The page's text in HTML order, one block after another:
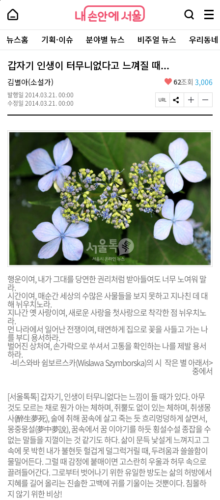
본
로
가
내
손
안
에
서
울
-
서
울
시
대
표
소
포
내
손
에
울
검
창
열
기
메
뉴
전
체
보
주
요
서
뉴스홈 기획·이슈 분야별 뉴스 비주얼 뉴스 우리동
갑자기 인생이 터무니없다고 느껴질 때...
김별아(소설가)
발행일 2014.03.21. 00:00
수정일 2014.03.21. 00:00
좋
요
62조회 3,006
페
이
U
R
복
사
S
N
공
유
하
글
자
기
크
게
경
하
기
글
자
기
작
하
기
행운이여, 내가 그대를 당연한 권리처럼 받아들여도 너무 노여워 말
라.
시간이여, 매순간 세상의 수많은 사물들을 보지 못하고 지나친 데 대
해 뉘우치노라.
지나간 옛 사랑이여, 새로운 사랑을 첫사랑으로 착각한 점 뉘우치노
라.
먼 나라에서 일어난 전쟁이여, 태연하게 집으로 꽃을 사들고 가는 나
를 부디 용서하라.
벌어진 상처여, 손가락으로 쑤셔서 고통을 확인하는 나를 제발 용서
하라.
-비스와바 쉼보르스카(Wislawa Szymborska)의 시 작은 별 아래서>
중에서
[서울톡톡] 갑자기, 인생이 터무니없다는 느낌이 들 때가 있다. 아무
것도 모르는 채로 뭔가 아는 체하며, 쥐뿔도 없이 있는 체하며, 취생몽
사(醉生夢死), 술에 취해 꿈속에 살고 죽는 듯 흐리멍덩하게 살면서,
몽중몽설(夢中夢說), 꿈속에서 꿈 이야기를 하듯 횡설수설 종잡을 수
없는 말들을 지껄이는 것 같기도 하다. 삶이 문득 낯설게 느껴지고 그
속에 못 박힌 내가 불현듯 헐겁게 덜그럭거릴 때, 두려움과 쓸쓸함이
물밀어든다. 그럴 때 감정에 붙매이면 고스란히 우울과 허무 속으로
끌려들어간다. 그로부터 벗어나기 위한 유일한 방도는 삶의 허방에서
지혜를 길어 올리는 진솔한 고백에 귀를 기울이는 것뿐이다. 침몰하
지 않기 위한 비상!
페
상
단
로